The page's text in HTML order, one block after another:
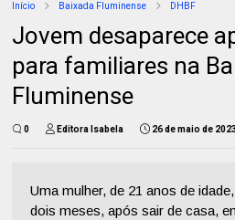
Início Baixada Fluminense DHBF
Jovem desaparece
para familiares na
Fluminense
0 Editora Isabela 26 de maio de 2023
Uma mulher, de 21 anos de
dois meses, após sair de casa,